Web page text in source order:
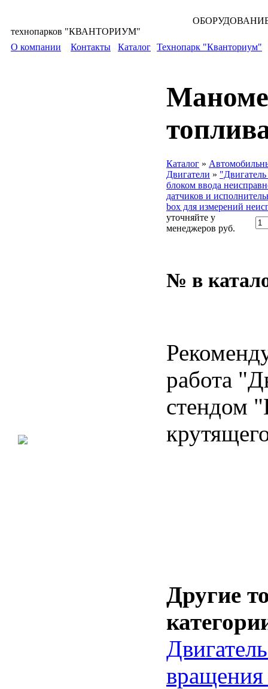
ОБОРУДОВАНИЕ для всех уровней
технопарков "КВАНТОРИУМ"
О компании
Контакты Каталог Технопарк "Кванториум"
Каталог »
Двигатели »
блоком ввода
датчиков и
box для измерений
уточняйте у
менеджеров руб.
№ в
работа
стендом
Другие